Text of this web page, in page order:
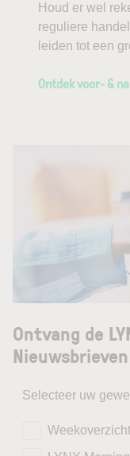
Houd er wel
reguliere
leiden tot een
Ontdek voor- &
Ontvang de
Nieuwsbrieven
Selecteer uw